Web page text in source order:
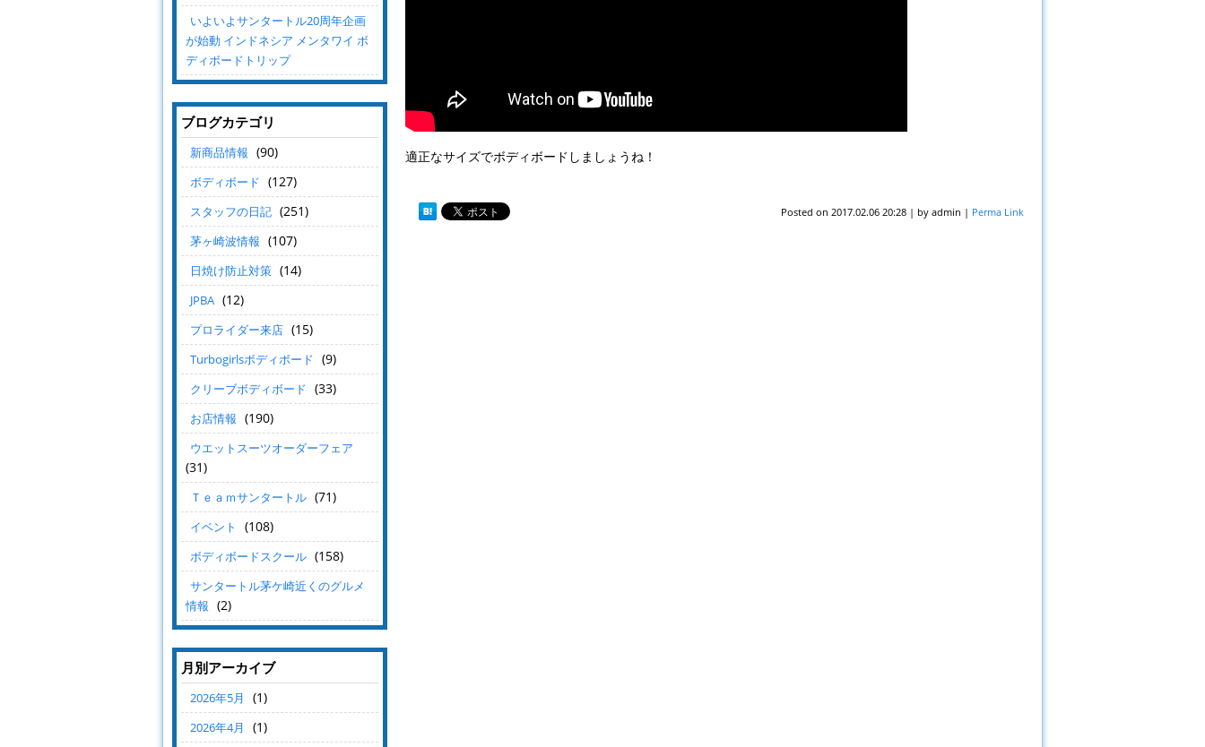
適正なサイズでボディボードしましょうね！
Posted on 2017.02.06 20:28 | by admin | Perma Link
いよいよサンタートル20周年企画
が始動 インドネシア メンタワイ ボ
ディボードトリップ
ブログカテゴリ
新商品情報 (90)
ボディボード (127)
スタッフの日記 (251)
茅ヶ崎波情報 (107)
日焼け防止対策 (14)
JPBA (12)
プロライダー来店 (15)
Turbogirlsボディボード (9)
クリーブボディボード (33)
お店情報 (190)
ウエットスーツオーダーフェア
(31)
Ｔｅａｍサンタートル (71)
イベント (108)
ボディボードスクール (158)
サンタートル茅ケ崎近くのグルメ
情報 (2)
月別アーカイブ
2026年5月 (1)
2026年4月 (1)